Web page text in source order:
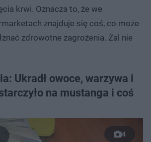
krwi. Oznacza to, że we
znajduje się coś, co może
zdrowotne zagrożenia. Żal nie
Ukradł owoce, warzywa i
na mustanga i coś
4